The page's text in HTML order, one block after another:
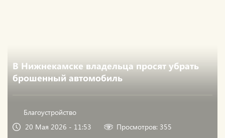
В Нижнекамске владельца просят убрать
брошенный автомобиль
Благоустройство
20 Мая 2026 - 11:53
Просмотров: 355